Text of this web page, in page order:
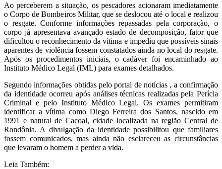
Ao perceberem a situação, os pescadores acionaram imediatamente
o Corpo de Bombeiros Militar, que se deslocou até o local e realizou
o resgate. Conforme informações repassadas pela corporação, o
corpo já apresentava avançado estado de decomposição, fator que
dificultou o reconhecimento da vítima e impediu que possíveis sinais
aparentes de violência fossem constatados ainda no local do resgate.
Após os procedimentos iniciais, o cadáver foi encaminhado ao
Instituto Médico Legal (IML) para exames detalhados.
Segundo informações obtidas pelo portal de notícias , a confirmação
da identidade ocorreu após análises técnicas realizadas pela Perícia
Criminal e pelo Instituto Médico Legal. Os exames permitiram
identificar a vítima como Diego Ferreira dos Santos, nascido em
1991 e natural de Cacoal, cidade localizada na região Central de
Rondônia. A divulgação da identidade possibilitou que familiares
fossem comunicados, mas ainda não esclareceu as circunstâncias
que levaram o homem a perder a vida.
Leia Também: